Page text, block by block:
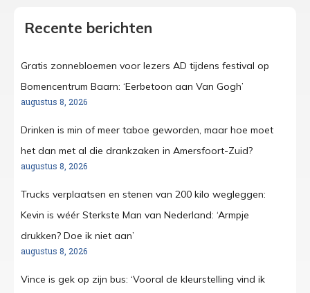
Recente berichten
Gratis zonnebloemen voor lezers AD tijdens festival op
Bomencentrum Baarn: ‘Eerbetoon aan Van Gogh’
augustus 8, 2026
Drinken is min of meer taboe geworden, maar hoe moet
het dan met al die drankzaken in Amersfoort-Zuid?
augustus 8, 2026
Trucks verplaatsen en stenen van 200 kilo wegleggen:
Kevin is wéér Sterkste Man van Nederland: ‘Armpje
drukken? Doe ik niet aan’
augustus 8, 2026
Vince is gek op zijn bus: ‘Vooral de kleurstelling vind ik